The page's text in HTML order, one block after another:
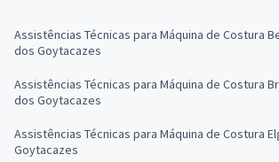
Assistências Técnicas para Máquina de Costura
dos Goytacazes
Assistências Técnicas para Máquina de Costura
dos Goytacazes
Assistências Técnicas para Máquina de Costura
Goytacazes